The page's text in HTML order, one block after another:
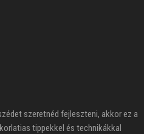
szeretnéd fejleszteni, akkor ez a
tippekkel és technikákkal